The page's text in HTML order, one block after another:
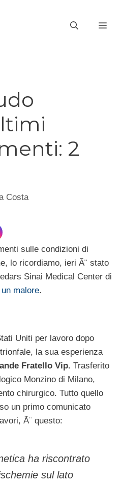
2
Costa
sulle condizioni di
lo ricordiamo, ieri Ã¨ stato
Sinai Medical Center di
malore.
Uniti per lavoro dopo
la sua esperienza
Fratello Vip. Trasferito
Monzino di Milano,
chirurgico. Tutto quello
un primo comunicato
Ã¨ questo:
ha riscontrato
sul lato